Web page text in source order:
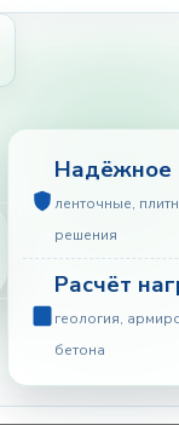
Надёжное
ленточные,
решения
Расчёт
геология,
бетона